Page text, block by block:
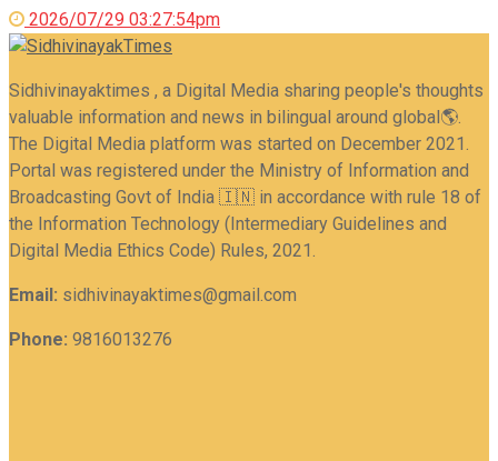
2026/07/29 03:27:54pm
Sidhivinayaktimes , a Digital Media sharing people's thoughts
valuable information and news in bilingual around global🌎.
The Digital Media platform was started on December 2021.
Portal was registered under the Ministry of Information and
Broadcasting Govt of India 🇮🇳 in accordance with rule 18 of
the Information Technology (Intermediary Guidelines and
Digital Media Ethics Code) Rules, 2021.
Email: sidhivinayaktimes@gmail.com
Phone: 9816013276